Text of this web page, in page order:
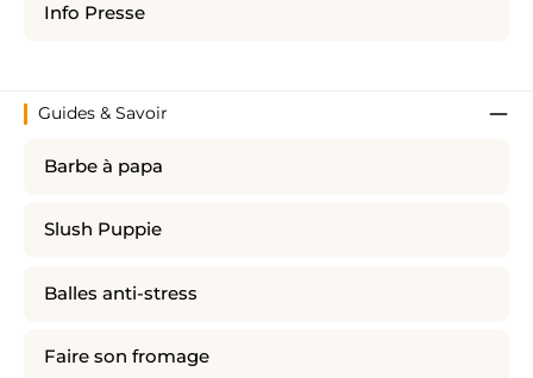
Info Presse
Guides & Savoir
Barbe à papa
Slush Puppie
Balles anti-stress
Faire son fromage